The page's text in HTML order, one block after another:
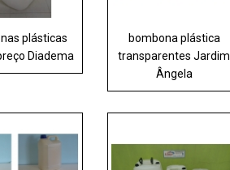
plásticas
Diadema
bombona plástica
transparentes Jardim
Ângela